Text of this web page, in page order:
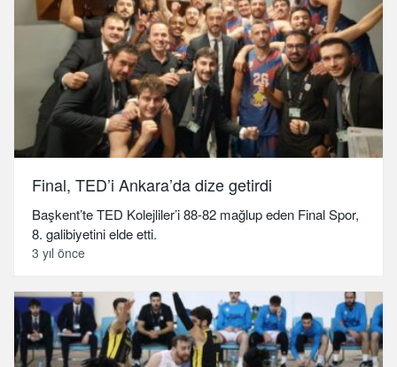
Final, TED’i Ankara’da dize getirdi
Başkent’te TED Kolejliler’i 88-82 mağlup eden Final Spor,
8. galibiyetini elde etti.
3 yıl önce